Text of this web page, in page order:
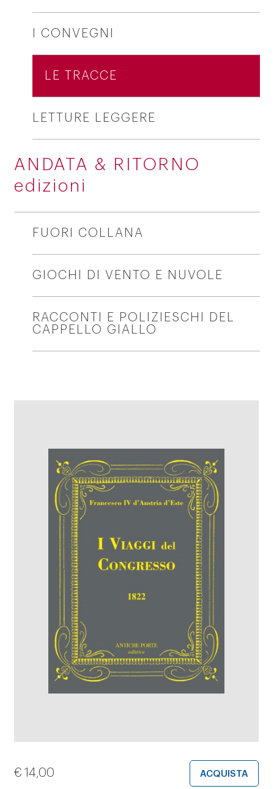
I CONVEGNI
LE TRACCE
LETTURE LEGGERE
ANDATA & RITORNO
edizioni
FUORI COLLANA
GIOCHI DI VENTO E NUVOLE
RACCONTI E POLIZIESCHI DEL
CAPPELLO GIALLO
€ 14,00 ACQUISTA